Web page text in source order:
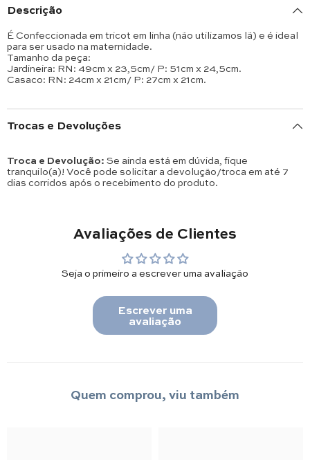
Descrição
É Confeccionada em tricot em linha (não utilizamos lã) e é ideal
para ser usado na maternidade.
Tamanho da peça:
Jardineira: RN: 49cm x 23,5cm/ P: 51cm x 24,5cm.
Casaco: RN: 24cm x 21cm/ P: 27cm x 21cm.
Trocas e Devoluções
Troca e Devolução: Se ainda está em dúvida, fique
tranquilo(a)! Você pode solicitar a devolução/troca em até 7
dias corridos após o recebimento do produto.
Avaliações de Clientes
Seja o primeiro a escrever uma avaliação
Escrever uma
avaliação
Quem comprou, viu também